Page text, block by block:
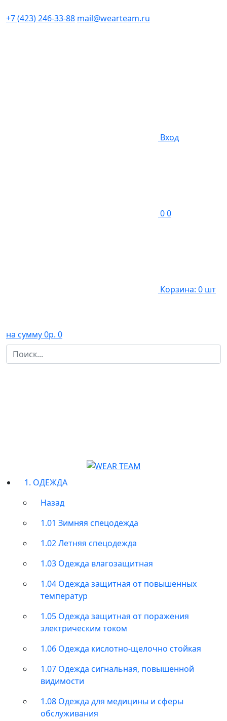
+7 (423) 246-33-88 mail@wearteam.ru
Вход
00
Корзина: 0 шт
на сумму 0р. 0
1. ОДЕЖДА
Назад
1.01 Зимняя спецодежда
1.02 Летняя спецодежда
1.03 Одежда влагозащитная
1.04 Одежда защитная от повышенных
температур
1.05 Одежда защитная от поражения
электрическим током
1.06 Одежда кислотно-щелочно стойкая
1.07 Одежда сигнальная, повышенной
видимости
1.08 Одежда для медицины и сферы
обслуживания